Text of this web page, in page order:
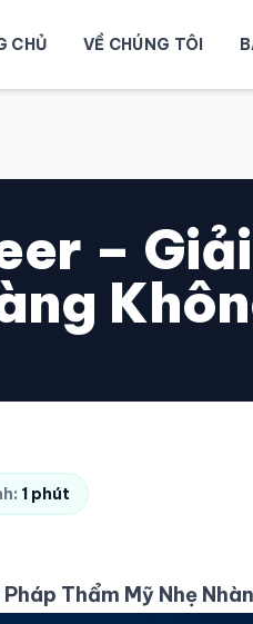
CHỦ VỀ CHÚNG TÔI
–
1 phút
Thẩm Mỹ Nhẹ